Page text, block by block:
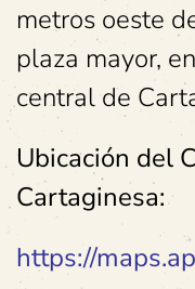
metros oeste
plaza mayor,
central de
Ubicación del
Cartaginesa:
https://